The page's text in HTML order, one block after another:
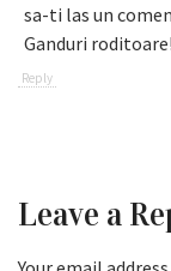
sa-ti las un
Ganduri roditoare!
Reply
Leave a